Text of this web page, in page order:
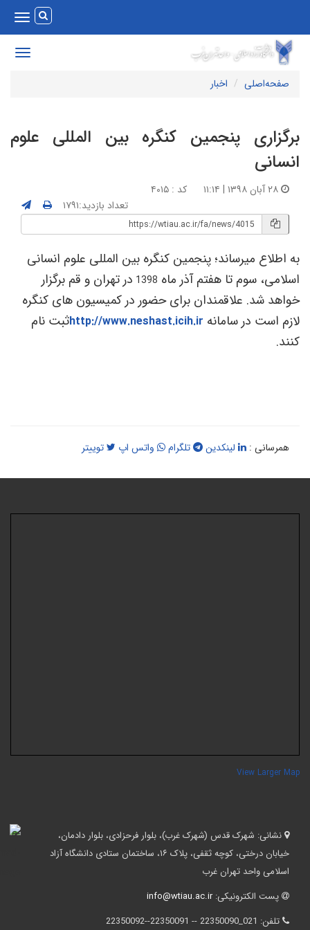
Toggle
Toggle
صفحه‌اصلی
اخبار
پنجمین کنگره بین المللی علوم
کد : ۴۰۱۵
تعداد بازدید:۱۷۹۱
اطلاع میرساند؛ پنجمین کنگره بین المللی علوم انسانی
سوم تا هفتم آذر ماه1398 در تهران و قم برگزار
شد. علاقمندان برای حضور در کمیسیون های کنگره
است در سامانهhttp://www.neshast.icih.irثبت نام
همرسانی : لینکدین تلگرام واتس اپ توییتر
View Larger
نشانی:شهرک قدس (شهرک غرب)، بلوار فرحزادی، بلوار دادمان،
خیابان درختی، کوچه ثقفی، پلاک ۱۶، ساختمان ستادی دانشگاه آزاد
اسلامی واحد تهران غرب
پست الکترونیکی:info@wtiau.ac.ir
تلفن:021_22350090 -- 22350091--22350092